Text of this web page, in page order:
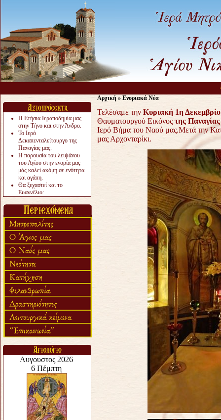
Η Ετήσια Ιεραποδημία μας
στην Τήνο και στην Άνδρο.
Το Ιερό
Δεκαπενταλείτουργο της
Παναγίας μας.
Η παρουσία του λειψάνου
του Αγίου στην ενορία μας
μάς καλεί ακόμη σε ενότητα
και αγάπη.
Θα ξεχαστεί και το
Ευαγγέλιο;
«πολύ αργά».
Ζητείται....
Αρχική » Ενοριακά Νέα
Τελέσαμε την Κυριακή 1η
Θαυματουργού Εικόνος της
Ιερό Βήμα του Ναού μας.Μετά την
μας Αρχονταρίκι.